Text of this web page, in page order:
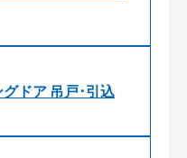
ドア 吊戸･引込